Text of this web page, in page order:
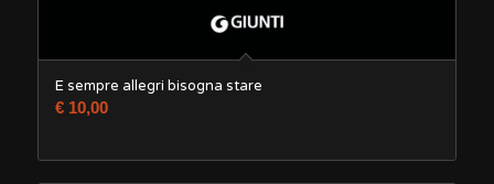
E sempre allegri bisogna stare
€10,00